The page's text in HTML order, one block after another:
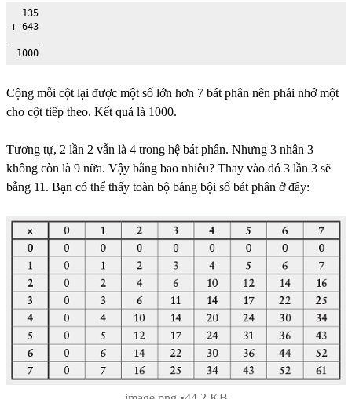
  135
+ 643
1000
Cộng mỗi cột lại được một số lớn hơn 7 bát phân nên phải nhớ một
cho cột tiếp theo. Kết quả là 1000.
Tương tự, 2 lần 2 vẫn là 4 trong hệ bát phân. Nhưng 3 nhân 3
không còn là 9 nữa. Vậy bằng bao nhiêu? Thay vào đó 3 lần 3 sẽ
bằng 11. Bạn có thể thấy toàn bộ bảng bội số bát phân ở đây: